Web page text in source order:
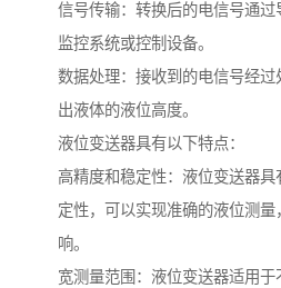
信号传输：转换后的电信号通过
监控系统或控制设备。
数据处理：接收到的电信号经
出液体的液位高度。
液位变送器具有以下特点：
高精度和稳定性：液位变送器
定性，可以实现准确的液位测
响。
宽测量范围：液位变送器适用